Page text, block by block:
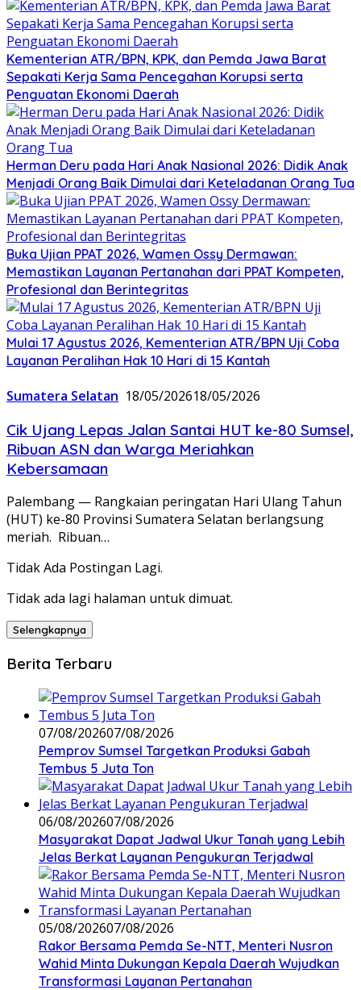
Kementerian ATR/BPN, KPK, dan Pemda Jawa Barat
Sepakati Kerja Sama Pencegahan Korupsi serta
Penguatan Ekonomi Daerah
Herman Deru pada Hari Anak Nasional 2026: Didik Anak
Menjadi Orang Baik Dimulai dari Keteladanan Orang Tua
Buka Ujian PPAT 2026, Wamen Ossy Dermawan:
Memastikan Layanan Pertanahan dari PPAT Kompeten,
Profesional dan Berintegritas
Mulai 17 Agustus 2026, Kementerian ATR/BPN Uji Coba
Layanan Peralihan Hak 10 Hari di 15 Kantah
Sumatera Selatan 18/05/202618/05/2026
Cik Ujang Lepas Jalan Santai HUT ke-80 Sumsel,
Ribuan ASN dan Warga Meriahkan
Kebersamaan
Palembang — Rangkaian peringatan Hari Ulang Tahun
(HUT) ke-80 Provinsi Sumatera Selatan berlangsung
meriah. Ribuan…
Tidak Ada Postingan Lagi.
Tidak ada lagi halaman untuk dimuat.
Selengkapnya
Berita Terbaru
07/08/202607/08/2026
Pemprov Sumsel Targetkan Produksi Gabah
Tembus 5 Juta Ton
06/08/202607/08/2026
Masyarakat Dapat Jadwal Ukur Tanah yang Lebih
Jelas Berkat Layanan Pengukuran Terjadwal
05/08/202607/08/2026
Rakor Bersama Pemda Se-NTT, Menteri Nusron
Wahid Minta Dukungan Kepala Daerah Wujudkan
Transformasi Layanan Pertanahan